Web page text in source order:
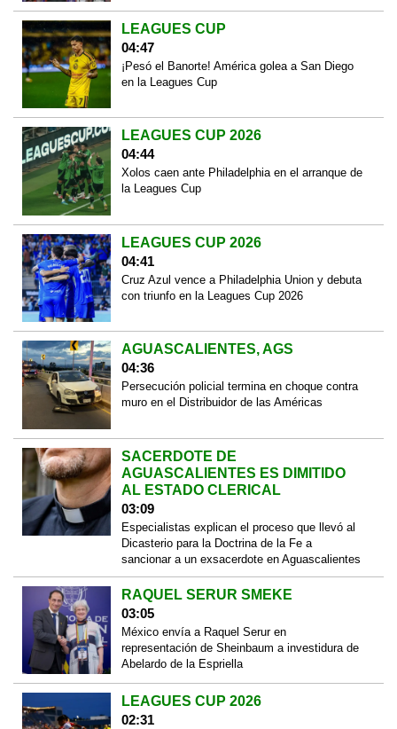
LEAGUES CUP
04:47
¡Pesó el Banorte! América golea a San Diego
en la Leagues Cup
LEAGUES CUP 2026
04:44
Xolos caen ante Philadelphia en el arranque de
la Leagues Cup
LEAGUES CUP 2026
04:41
Cruz Azul vence a Philadelphia Union y debuta
con triunfo en la Leagues Cup 2026
AGUASCALIENTES, AGS
04:36
Persecución policial termina en choque contra
muro en el Distribuidor de las Américas
SACERDOTE DE
AGUASCALIENTES ES DIMITIDO
AL ESTADO CLERICAL
03:09
Especialistas explican el proceso que llevó al
Dicasterio para la Doctrina de la Fe a
sancionar a un exsacerdote en Aguascalientes
RAQUEL SERUR SMEKE
03:05
México envía a Raquel Serur en
representación de Sheinbaum a investidura de
Abelardo de la Espriella
LEAGUES CUP 2026
02:31